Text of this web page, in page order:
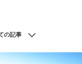
の記事